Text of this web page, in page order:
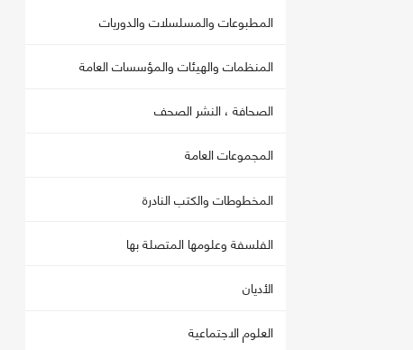
المطبوعات والمسلسلات والدوريات
المنظمات والهيئات والمؤسسات العامة
الصحافة ، النشر الصحف
المجموعات العامة
المخطوطات والكتب النادرة
الفلسفة وعلومها المتصلة بها
الأديان
العلوم الاجتماعية